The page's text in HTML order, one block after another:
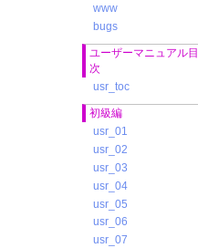
www
bugs
ユーザーマニュアル目
次
usr_toc
初級編
usr_01
usr_02
usr_03
usr_04
usr_05
usr_06
usr_07